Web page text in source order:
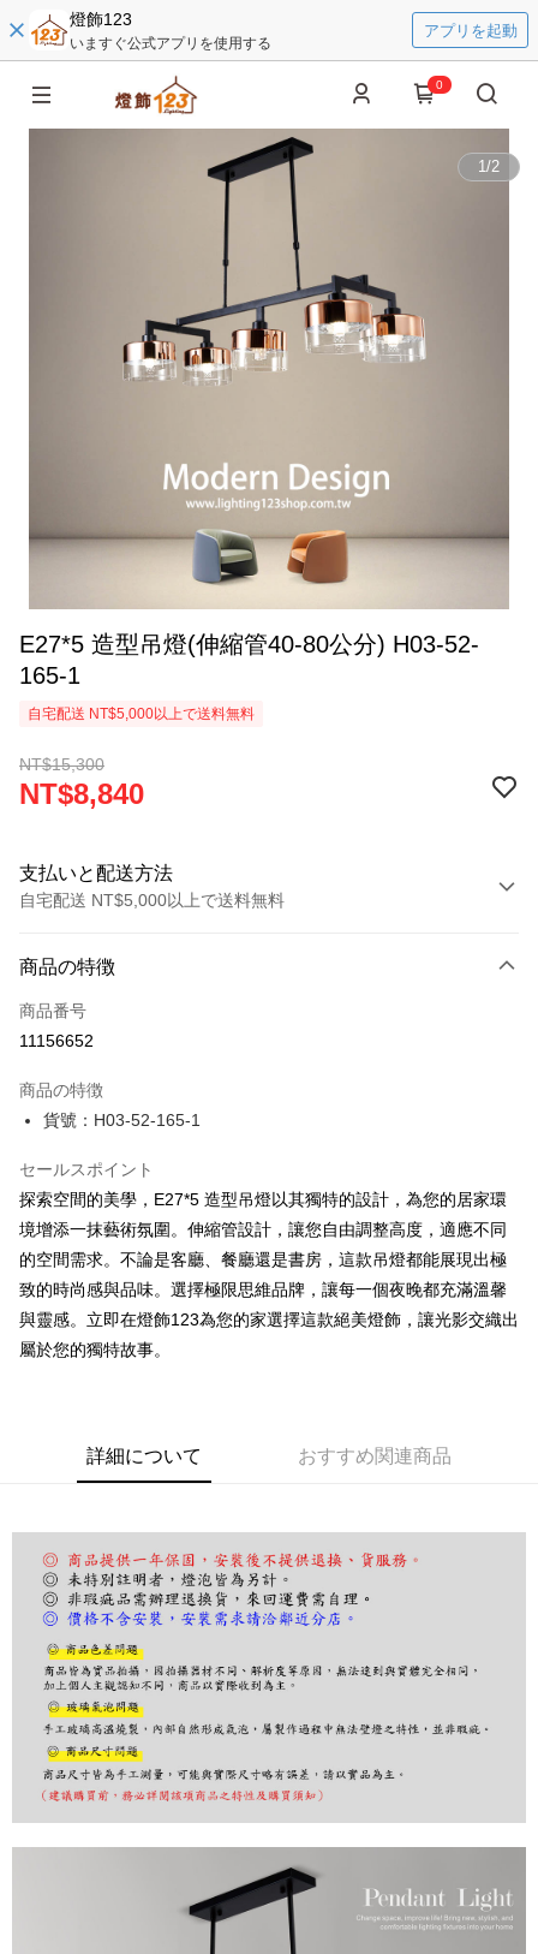
燈飾123
いますぐ公式アプリを使用する
アプリを起動
0
1/2
E27*5 造型吊燈(伸縮管40-80公分) H03-52-
165-1
自宅配送 NT$5,000以上で送料無料
NT$15,300
NT$8,840
支払いと配送方法
自宅配送 NT$5,000以上で送料無料
クレジットカード1回払い
LINE Pay
JKOPAY
Google Pay
AFTEE代金後払い
説明
一、 AFTEE代金後払いについて
グでお支払いください。
代金納付期限は最短で 14 日以内ですので、ご注意ください。AFTEE アプ
リをダウンロードして AFTEE 会員になるとお支払い期限を最長 45 日以内
まで延長できます。
お支払期限は、ショップが請求した期日と、AFTEEで延長できる日数をも
とに計算されます。AFTEEで注文すると、商品を受け取るまで支払い期限
を延長できますが、商品を期限内に受け取れない場合があります（例：予
約商品や商品到着日が比較的遅い商品）。そのため、商品到着の有無に関
わらず、AFTEEで指定された期限内にお支払いください。
二、支払い限度額
1.初回 AFTEEを ご利用の際に、認証結果及び当社の審査の結果に基づ
2.決済金額は最低NT$20です。
3.現在、台湾の会員のみご利用いただけます。
ATM払い
商品の特徴
商品番号
11156652
商品の特徴
貨號：H03-52-165-1
セールスポイント
探索空間的美學，E27*5 造型吊燈以其獨特的設計，為您的居家環
境增添一抹藝術氛圍。伸縮管設計，讓您自由調整高度，適應不同
的空間需求。不論是客廳、餐廳還是書房，這款吊燈都能展現出極
致的時尚感與品味。選擇極限思維品牌，讓每一個夜晚都充滿溫馨
與靈感。立即在燈飾123為您的家選擇這款絕美燈飾，讓光影交織出
屬於您的獨特故事。
詳細について おすすめ関連商品